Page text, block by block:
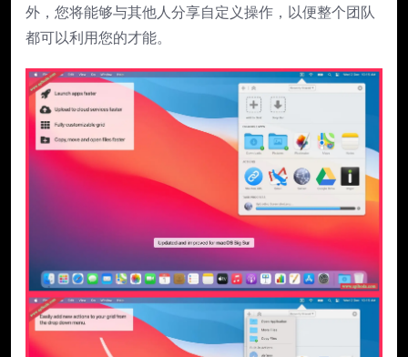
外，您将能够与其他人分享自定义操作，以便整个团队
都可以利用您的才能。